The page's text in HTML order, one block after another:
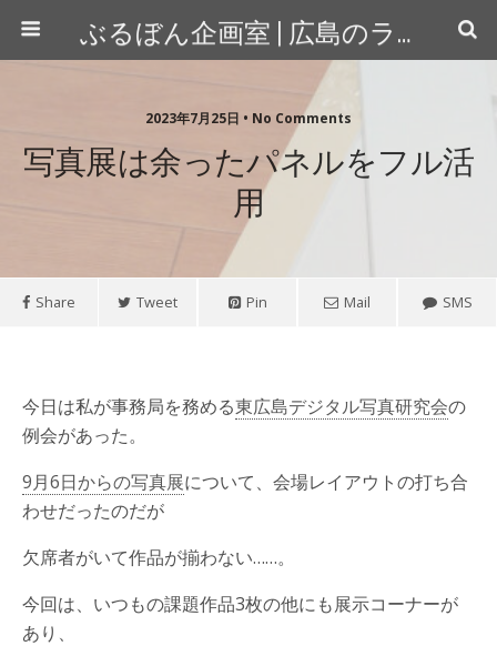
ぶるぼん企画室 | 広島のライター＆カメラマン
2023年7月25日 • No Comments
写真展は余ったパネルをフル活
用
Share Tweet Pin Mail SMS
今日は私が事務局を務める東広島デジタル写真研究会の
例会があった。
9月6日からの写真展について、会場レイアウトの打ち合
わせだったのだが
欠席者がいて作品が揃わない……。
今回は、いつもの課題作品3枚の他にも展示コーナーが
あり、